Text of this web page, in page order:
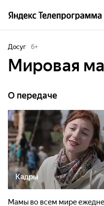
Досуг 6+
Мировая
О передаче
Кадры
Мамы во всем мире